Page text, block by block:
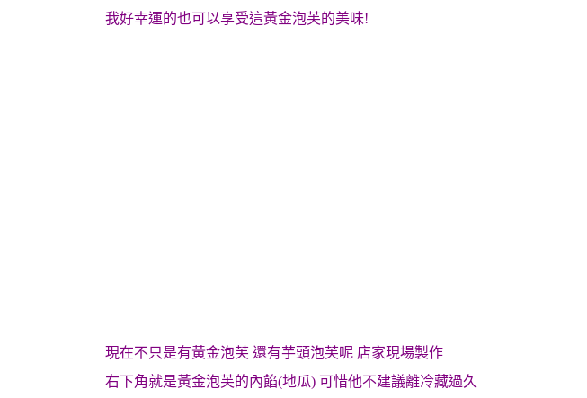
我好幸運的也可以享受這黃金泡芙的美味!
現在不只是有黃金泡芙 還有芋頭泡芙呢 店家現場製作
右下角就是黃金泡芙的內餡(地瓜) 可惜他不建議離冷藏過久